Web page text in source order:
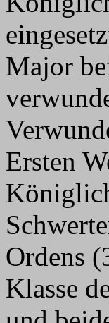
Major
Ersten
Ordens
Klasse